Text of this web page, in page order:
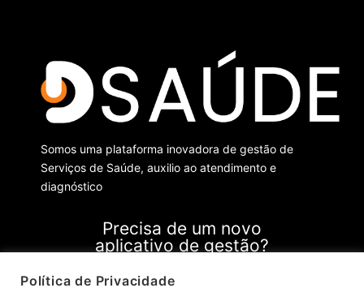
Somos uma plataforma inovadora de gestão de
Serviços de Saúde, auxilio ao atendimento e
diagnóstico
Precisa de um novo
aplicativo de gestão?
Clique aqui
Política de Privacidade